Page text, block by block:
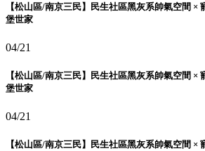
【松山區/南京三民】民生社區黑灰系帥氣空間 ×
堡世家
04/21
【松山區/南京三民】民生社區黑灰系帥氣空間 ×
堡世家
04/21
【松山區/南京三民】民生社區黑灰系帥氣空間 ×